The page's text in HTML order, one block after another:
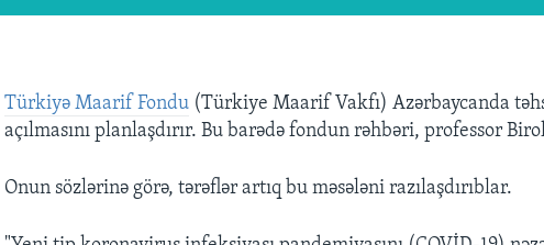
Türkiyə Maarif Fondu (Türkiye Maarif Vakfı) Azərbaycanda
açılmasını planlaşdırır. Bu barədə fondun rəhbəri, professor
Onun sözlərinə görə, tərəflər artıq bu məsələni razılaşdırıblar.